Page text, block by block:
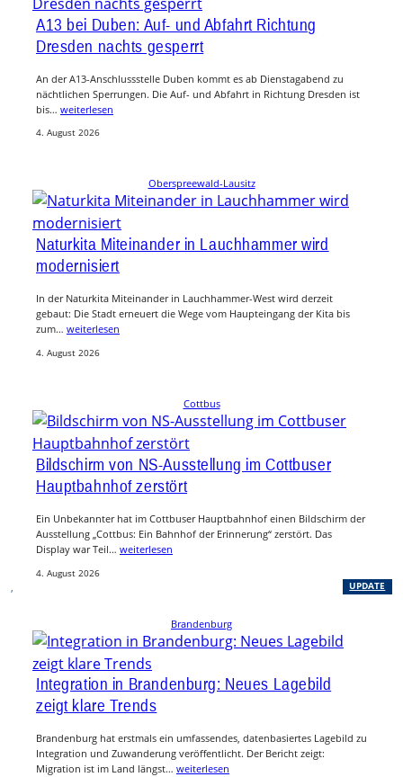
A13 bei Duben: Auf- und Abfahrt Richtung
Dresden nachts gesperrt
An der A13-Anschlussstelle Duben kommt es ab Dienstagabend zu
nächtlichen Sperrungen. Die Auf- und Abfahrt in Richtung Dresden ist
bis… weiterlesen
4. August 2026
Oberspreewald-Lausitz
Naturkita Miteinander in Lauchhammer wird
modernisiert
In der Naturkita Miteinander in Lauchhammer-West wird derzeit
gebaut: Die Stadt erneuert die Wege vom Haupteingang der Kita bis
zum… weiterlesen
4. August 2026
Cottbus
UPDATE
Bildschirm von NS-Ausstellung im Cottbuser
Hauptbahnhof zerstört
Ein Unbekannter hat im Cottbuser Hauptbahnhof einen Bildschirm der
Ausstellung „Cottbus: Ein Bahnhof der Erinnerung“ zerstört. Das
Display war Teil… weiterlesen
4. August 2026
Brandenburg
Integration in Brandenburg: Neues Lagebild
zeigt klare Trends
Brandenburg hat erstmals ein umfassendes, datenbasiertes Lagebild zu
Integration und Zuwanderung veröffentlicht. Der Bericht zeigt:
Migration ist im Land längst… weiterlesen